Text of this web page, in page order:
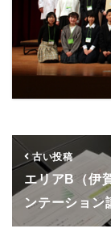
古い投稿
エリアB（伊
ンテーショ